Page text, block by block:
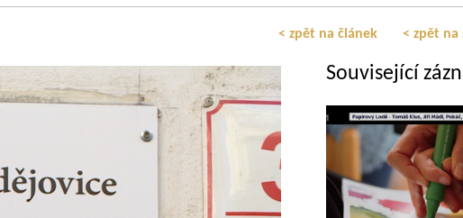
< zpět na článek < zpět na
Související